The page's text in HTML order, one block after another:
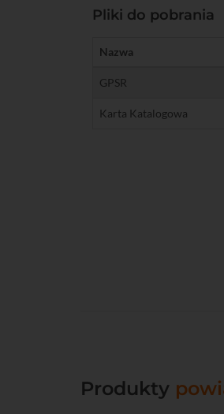
Pliki do pobrania
Nazwa
GPSR
Karta Katalogowa
Produkty